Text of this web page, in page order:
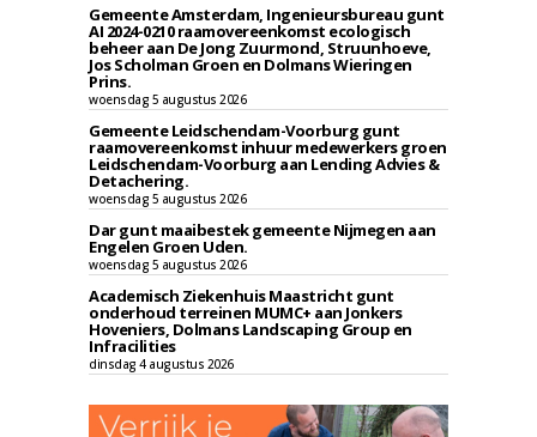
Gemeente Amsterdam, Ingenieursbureau gunt
AI 2024-0210 raamovereenkomst ecologisch
beheer aan De Jong Zuurmond, Struunhoeve,
Jos Scholman Groen en Dolmans Wieringen
Prins.
woensdag 5 augustus 2026
Gemeente Leidschendam-Voorburg gunt
raamovereenkomst inhuur medewerkers groen
Leidschendam-Voorburg aan Lending Advies &
Detachering.
woensdag 5 augustus 2026
Dar gunt maaibestek gemeente Nijmegen aan
Engelen Groen Uden.
woensdag 5 augustus 2026
Academisch Ziekenhuis Maastricht gunt
onderhoud terreinen MUMC+ aan Jonkers
Hoveniers, Dolmans Landscaping Group en
Infracilities
dinsdag 4 augustus 2026